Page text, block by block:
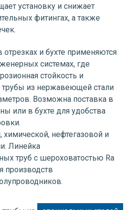
установку и снижает
фитингах, а также
и бухте применяются
системах, где
стойкость и
трубы из нержавеющей стали
Возможна поставка в
или в бухте для удобства
нефтегазовой и
Линейка
труб с шероховатостью Ra
производств